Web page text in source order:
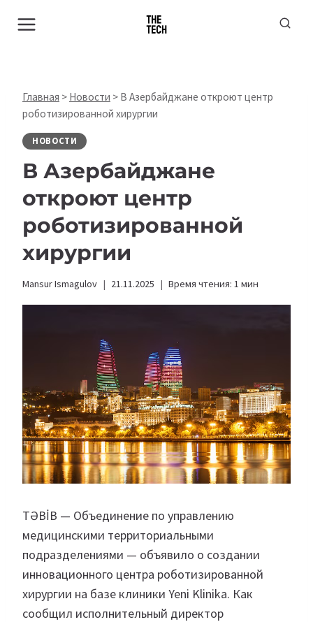
Главная > Новости > В Азербайджане откроют центр
роботизированной хирургии
НОВОСТИ
В Азербайджане
откроют центр
роботизированной
хирургии
Mansur Ismagulov 21.11.2025 Время чтения: 1 мин
TƏBİB — Объединение по управлению
медицинскими территориальными
подразделениями — объявило о создании
инновационного центра роботизированной
хирургии на базе клиники Yeni Klinika. Как
сообщил исполнительный директор